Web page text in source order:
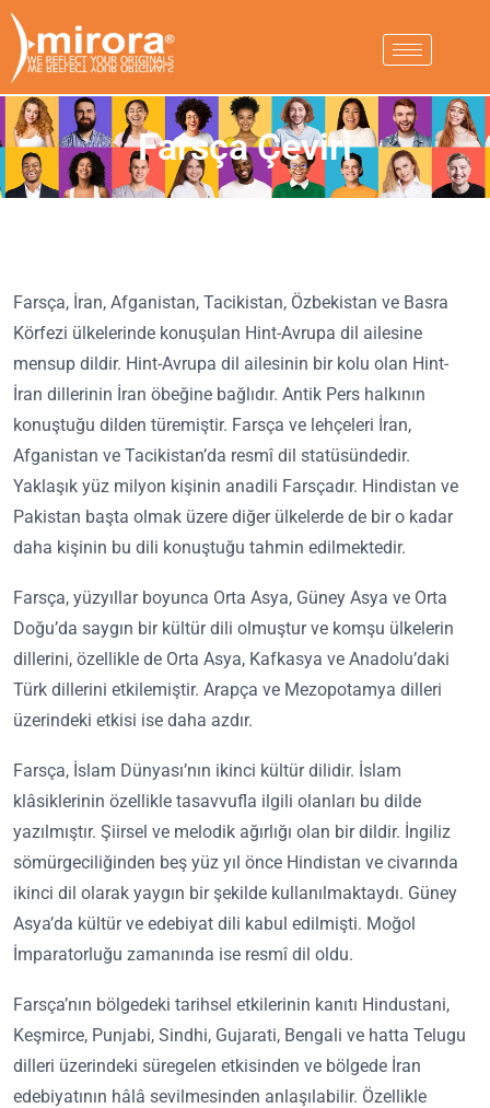
Farsça Çeviri
Farsça, İran, Afganistan, Tacikistan, Özbekistan ve Basra
Körfezi ülkelerinde konuşulan Hint-Avrupa dil ailesine
mensup dildir. Hint-Avrupa dil ailesinin bir kolu olan Hint-
İran dillerinin İran öbeğine bağlıdır. Antik Pers halkının
konuştuğu dilden türemiştir. Farsça ve lehçeleri İran,
Afganistan ve Tacikistan’da resmî dil statüsündedir.
Yaklaşık yüz milyon kişinin anadili Farsçadır. Hindistan ve
Pakistan başta olmak üzere diğer ülkelerde de bir o kadar
daha kişinin bu dili konuştuğu tahmin edilmektedir.
Farsça, yüzyıllar boyunca Orta Asya, Güney Asya ve Orta
Doğu’da saygın bir kültür dili olmuştur ve komşu ülkelerin
dillerini, özellikle de Orta Asya, Kafkasya ve Anadolu’daki
Türk dillerini etkilemiştir. Arapça ve Mezopotamya dilleri
üzerindeki etkisi ise daha azdır.
Farsça, İslam Dünyası’nın ikinci kültür dilidir. İslam
klâsiklerinin özellikle tasavvufla ilgili olanları bu dilde
yazılmıştır. Şiirsel ve melodik ağırlığı olan bir dildir. İngiliz
sömürgeciliğinden beş yüz yıl önce Hindistan ve civarında
ikinci dil olarak yaygın bir şekilde kullanılmaktaydı. Güney
Asya’da kültür ve edebiyat dili kabul edilmişti. Moğol
İmparatorluğu zamanında ise resmî dil oldu.
Farsça’nın bölgedeki tarihsel etkilerinin kanıtı Hindustani,
Keşmirce, Punjabi, Sindhi, Gujarati, Bengali ve hatta Telugu
dilleri üzerindeki süregelen etkisinden ve bölgede İran
edebiyatının hâlâ sevilmesinden anlaşılabilir. Özellikle